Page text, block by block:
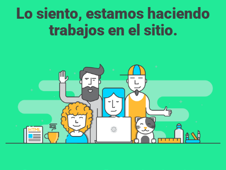
Lo siento, estamos haciendo
trabajos en el sitio.